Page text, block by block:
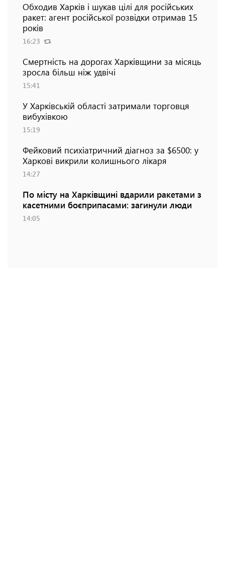
Обходив Харків і шукав цілі для російських
ракет: агент російської розвідки отримав 15
років
16:23
Смертність на дорогах Харківщини за місяць
зросла більш ніж удвічі
15:41
У Харківській області затримали торговця
вибухівкою
15:19
Фейковий психіатричний діагноз за $6500: у
Харкові викрили колишнього лікаря
14:27
По місту на Харківщині вдарили ракетами з
касетними боєприпасами: загинули люди
14:05